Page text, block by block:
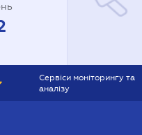
Сервіси моніторингу та
аналізу